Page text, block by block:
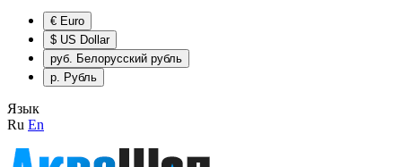
€ Euro
$ US Dollar
руб. Белорусский рубль
р. Рубль
Язык
Ru En